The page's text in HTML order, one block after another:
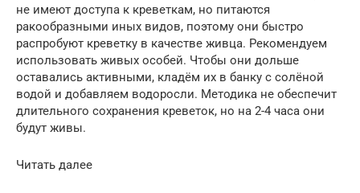
не имеют доступа к креветкам, но питаются
ракообразными иных видов, поэтому они быстро
распробуют креветку в качестве живца. Рекомендуем
использовать живых особей. Чтобы они дольше
оставались активными, кладём их в банку с солёной
водой и добавляем водоросли. Методика не обеспечит
длительного сохранения креветок, но на 2-4 часа они
будут живы.
Читать далее